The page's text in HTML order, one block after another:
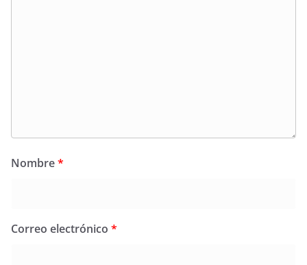
Nombre*
Correo electrónico *